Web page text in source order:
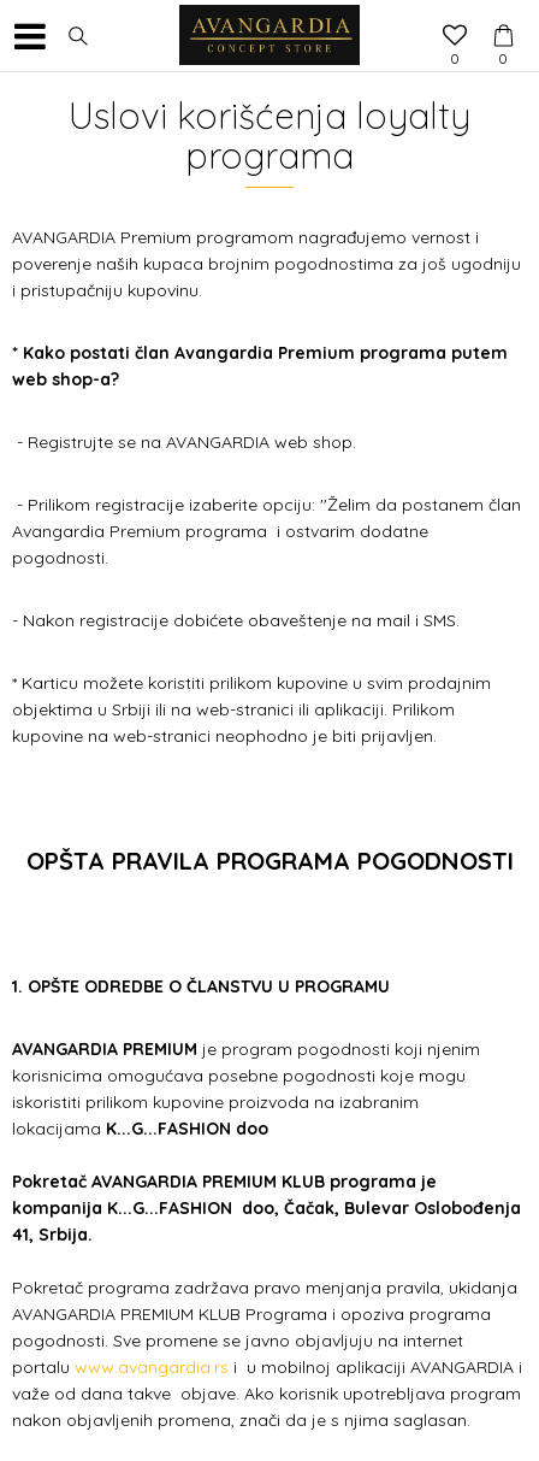
0
0
Uslovi korišćenja loyalty
programa
AVANGARDIA Premium programom nagrađujemo vernost i
poverenje naših kupaca brojnim pogodnostima za još ugodniju
i pristupačniju kupovinu.
* Kako postati član Avangardia Premium programa putem
web shop-a?
- Registrujte se na AVANGARDIA web shop.
- Prilikom registracije izaberite opciju: ''Želim da postanem član
Avangardia Premium programa i ostvarim dodatne
pogodnosti.
- Nakon registracije dobićete obaveštenje na mail i SMS.
* Karticu možete koristiti prilikom kupovine u svim prodajnim
objektima u Srbiji ili na web-stranici ili aplikaciji. Prilikom
kupovine na web-stranici neophodno je biti prijavljen.
OPŠTA PRAVILA PROGRAMA POGODNOSTI
1. OPŠTE ODREDBE O ČLANSTVU U PROGRAMU
AVANGARDIA PREMIUM je program pogodnosti koji njenim
korisnicima omogućava posebne pogodnosti koje mogu
iskoristiti prilikom kupovine proizvoda na izabranim
lokacijama K...G...FASHION doo
Pokretač AVANGARDIA PREMIUM KLUB programa je
kompanija K...G...FASHION doo, Čačak, Bulevar Oslobođenja
41, Srbija.
Pokretač programa zadržava pravo menjanja pravila, ukidanja
AVANGARDIA PREMIUM KLUB Programa i opoziva programa
pogodnosti. Sve promene se javno objavljuju na internet
portalu www.avangardia.rs i u mobilnoj aplikaciji AVANGARDIA i
važe od dana takve objave. Ako korisnik upotrebljava program
nakon objavljenih promena, znači da je s njima saglasan.